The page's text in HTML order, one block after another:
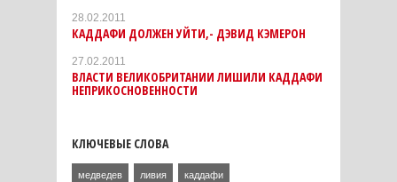
28.02.2011
КАДДАФИ ДОЛЖЕН УЙТИ,- ДЭВИД КЭМЕРОН
27.02.2011
ВЛАСТИ ВЕЛИКОБРИТАНИИ ЛИШИЛИ КАДДАФИ
НЕПРИКОСНОВЕННОСТИ
КЛЮЧЕВЫЕ СЛОВА
медведев ливия каддафи